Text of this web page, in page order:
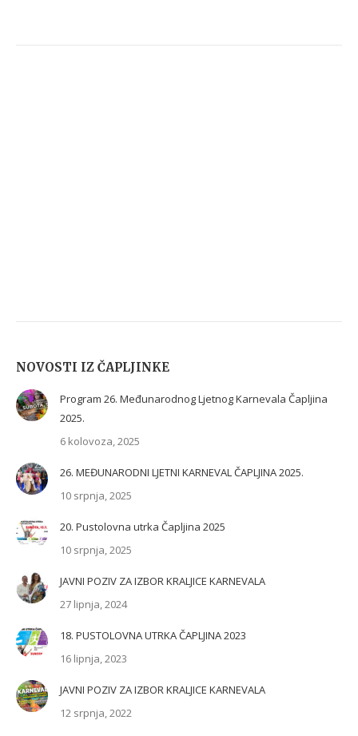
NOVOSTI IZ ČAPLJINKE
Program 26. Međunarodnog Ljetnog Karnevala Čapljina
2025.
6 kolovoza, 2025
26. MEĐUNARODNI LJETNI KARNEVAL ČAPLJINA 2025.
10 srpnja, 2025
20. Pustolovna utrka Čapljina 2025
10 srpnja, 2025
JAVNI POZIV ZA IZBOR KRALJICE KARNEVALA
27 lipnja, 2024
18. PUSTOLOVNA UTRKA ČAPLJINA 2023
16 lipnja, 2023
JAVNI POZIV ZA IZBOR KRALJICE KARNEVALA
12 srpnja, 2022